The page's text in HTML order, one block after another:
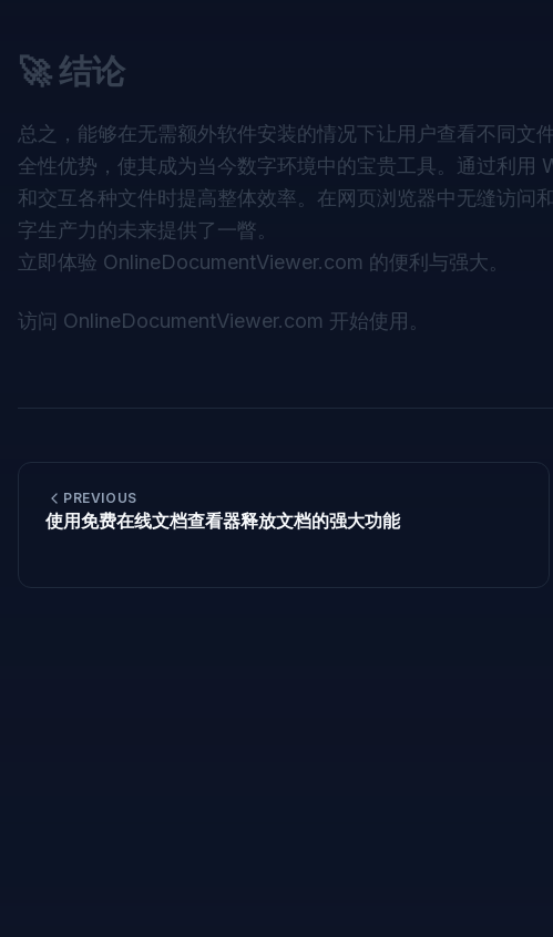
🚀 结论
总之，能够在无需额外软件安装的情况下让用户查看不同
全性优势，使其成为当今数字环境中的宝贵工具。通过利用
和交互各种文件时提高整体效率。在网页浏览器中无缝访问
字生产力的未来提供了一瞥。
立即体验 OnlineDocumentViewer.com 的便利与强大。
访问 OnlineDocumentViewer.com 开始使用。
PREVIOUS
使用免费在线文档查看器释放文档的强大功能